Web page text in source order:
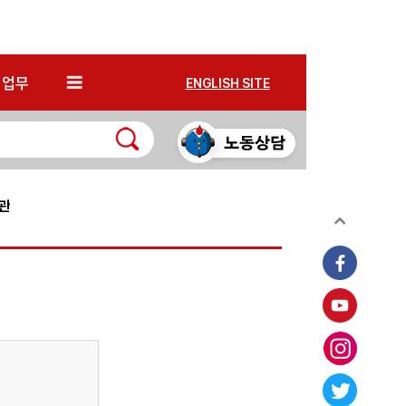
업무 ENGLISH SITE